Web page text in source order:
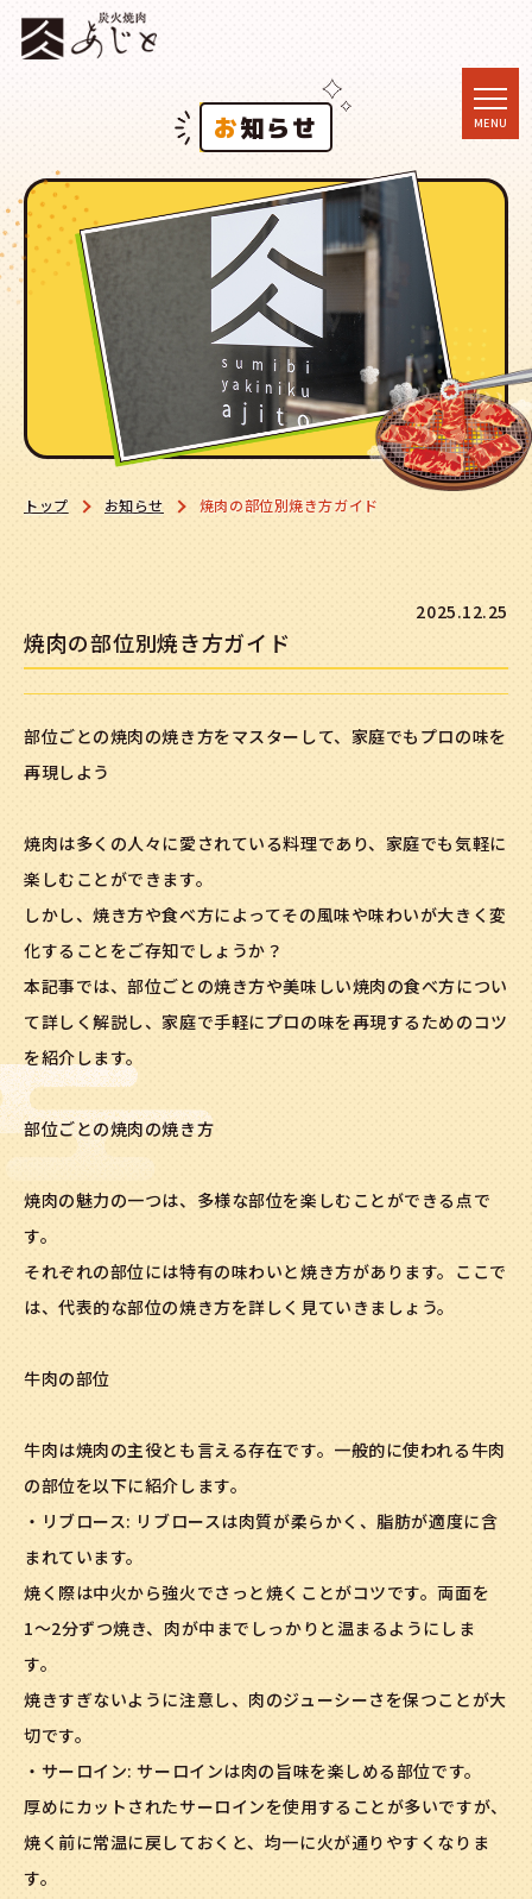
MENU
お知らせ
トップ お知らせ 焼肉の部位別焼き方ガイド
2025.12.25
焼肉の部位別焼き方ガイド
部位ごとの焼肉の焼き方をマスターして、家庭でもプロの味を
再現しよう
焼肉は多くの人々に愛されている料理であり、家庭でも気軽に
楽しむことができます。
しかし、焼き方や食べ方によってその風味や味わいが大きく変
化することをご存知でしょうか？
本記事では、部位ごとの焼き方や美味しい焼肉の食べ方につい
て詳しく解説し、家庭で手軽にプロの味を再現するためのコツ
を紹介します。
部位ごとの焼肉の焼き方
焼肉の魅力の一つは、多様な部位を楽しむことができる点で
す。
それぞれの部位には特有の味わいと焼き方があります。ここで
は、代表的な部位の焼き方を詳しく見ていきましょう。
牛肉の部位
牛肉は焼肉の主役とも言える存在です。一般的に使われる牛肉
の部位を以下に紹介します。
・リブロース: リブロースは肉質が柔らかく、脂肪が適度に含
まれています。
焼く際は中火から強火でさっと焼くことがコツです。両面を
1〜2分ずつ焼き、肉が中までしっかりと温まるようにしま
す。
焼きすぎないように注意し、肉のジューシーさを保つことが大
切です。
・サーロイン: サーロインは肉の旨味を楽しめる部位です。
厚めにカットされたサーロインを使用することが多いですが、
焼く前に常温に戻しておくと、均一に火が通りやすくなりま
す。